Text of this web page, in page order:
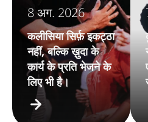
8 अग. 2026
कलीसिया सिर्फ़ इकट्ठा
नहीं, बल्कि ख़ुदा के
कार्य के प्रति भेजने के
लिए भी है।